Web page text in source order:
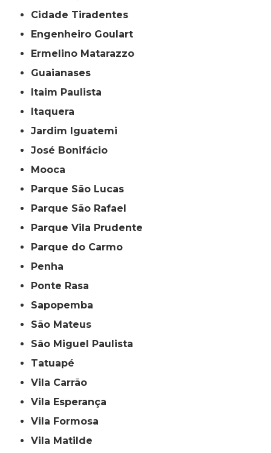
Cidade Tiradentes
Engenheiro Goulart
Ermelino Matarazzo
Guaianases
Itaim Paulista
Itaquera
Jardim Iguatemi
José Bonifácio
Mooca
Parque São Lucas
Parque São Rafael
Parque Vila Prudente
Parque do Carmo
Penha
Ponte Rasa
Sapopemba
São Mateus
São Miguel Paulista
Tatuapé
Vila Carrão
Vila Esperança
Vila Formosa
Vila Matilde